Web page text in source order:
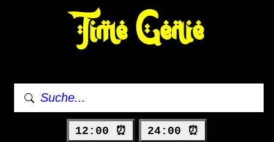
Time Genie
12:00 ⏰ 24:00 ⏰